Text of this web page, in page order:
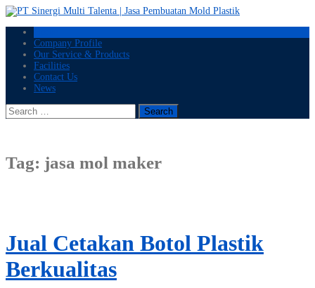
Skip
content
Company Profile
Our Service & Products
Facilities
Contact Us
News
Search
for:
Tag: jasa mol maker
Jual Cetakan Botol Plastik
Berkualitas